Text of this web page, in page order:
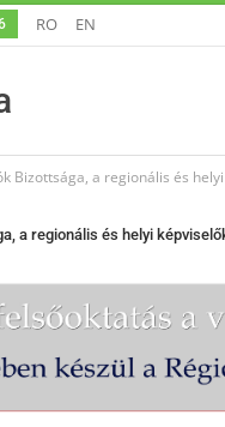
RO EN
Bizottsága, a regionális és
a regionális és helyi